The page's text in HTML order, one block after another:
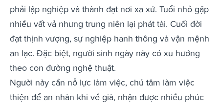
phải lập nghiệp và thành đạt nơi xa xứ. Tuổi nhỏ gặp
nhiều vất vả nhưng trung niên lại phát tài. Cuối đời
đạt thịnh vượng, sự nghiệp hanh thông và vận mệnh
an lạc. Đặc biệt, người sinh ngày này có xu hướng
theo con đường nghệ thuật.
Người này cần nỗ lực làm việc, chú tâm làm việc
thiện để an nhàn khi về già, nhận được nhiều phúc